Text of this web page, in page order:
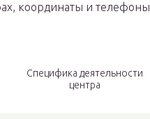
координаты и телефоны
Специфика деятельности
центра